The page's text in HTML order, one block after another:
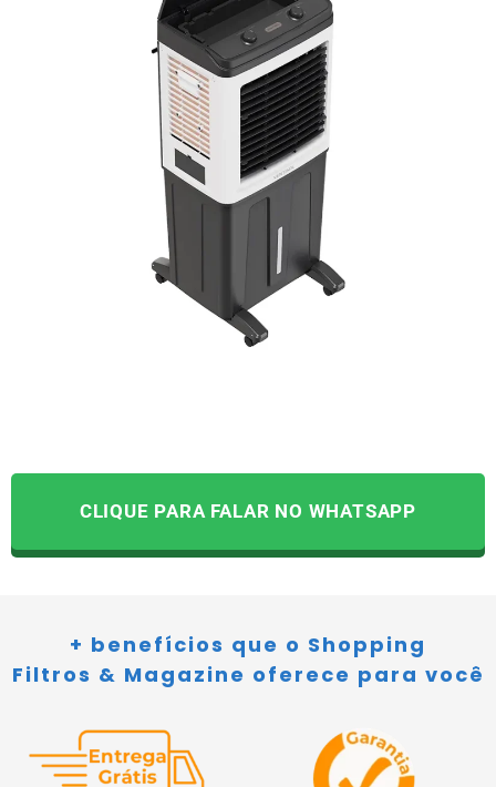
CLIQUE PARA FALAR NO WHATSAPP
+ benefícios que o Shopping
Filtros & Magazine oferece para você